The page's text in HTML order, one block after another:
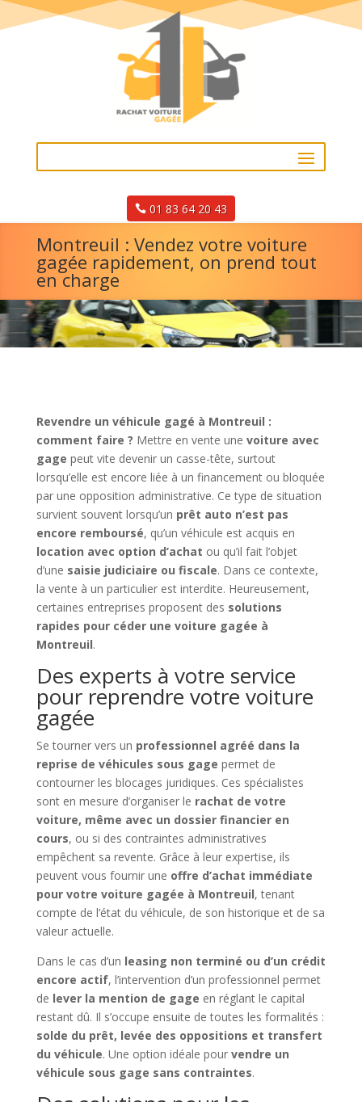
01 83 64 20 43
Montreuil : Vendez votre voiture
gagée rapidement, on prend tout
en charge
Revendre un véhicule gagé à Montreuil :
comment faire ? Mettre en vente une voiture avec
gage peut vite devenir un casse-tête, surtout
lorsqu’elle est encore liée à un financement ou bloquée
par une opposition administrative. Ce type de situation
survient souvent lorsqu’un prêt auto n’est pas
encore remboursé, qu’un véhicule est acquis en
location avec option d’achat ou qu’il fait l’objet
d’une saisie judiciaire ou fiscale. Dans ce contexte,
la vente à un particulier est interdite. Heureusement,
certaines entreprises proposent des solutions
rapides pour céder une voiture gagée à
Montreuil.
Des experts à votre service
pour reprendre votre voiture
gagée
Se tourner vers un professionnel agréé dans la
reprise de véhicules sous gage permet de
contourner les blocages juridiques. Ces spécialistes
sont en mesure d’organiser le rachat de votre
voiture, même avec un dossier financier en
cours, ou si des contraintes administratives
empêchent sa revente. Grâce à leur expertise, ils
peuvent vous fournir une offre d’achat immédiate
pour votre voiture gagée à Montreuil, tenant
compte de l’état du véhicule, de son historique et de sa
valeur actuelle.
Dans le cas d’un leasing non terminé ou d’un crédit
encore actif, l’intervention d’un professionnel permet
de lever la mention de gage en réglant le capital
restant dû. Il s’occupe ensuite de toutes les formalités :
solde du prêt, levée des oppositions et transfert
du véhicule. Une option idéale pour vendre un
véhicule sous gage sans contraintes.